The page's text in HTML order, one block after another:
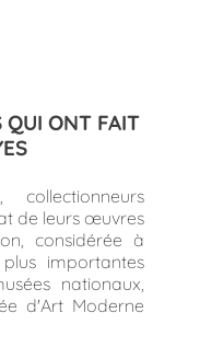
QUI ONT FAIT
, collectionneurs
de leurs œuvres
considérée à
importantes
nationaux,
d'Art Moderne